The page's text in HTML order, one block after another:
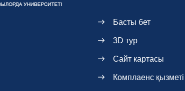
Басты бет
3D тур
Сайт картасы
Комплаенс қызметі